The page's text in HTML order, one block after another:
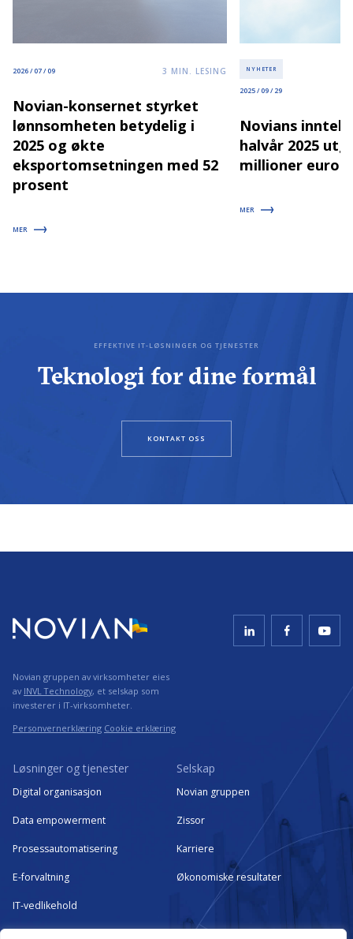
2026 / 07 / 09 3 MIN. LESING
Novian-konsernet styrket
lønnsomheten betydelig i
2025 og økte
eksportomsetningen med 52
prosent
MER
NYHETER
2025 / 09 / 29
Novians
halvår 2025
millioner euro
MER
EFFEKTIVE IT-LØSNINGER OG TJENESTER
Teknologi for dine formål
KONTAKT OSS
Novian gruppen av virksomheter eies
av INVL Technology, et selskap som
investerer i IT-virksomheter.
Personvernerklæring Cookie erklæring
Løsninger og tjenester
Digital organisasjon
Data empowerment
Prosessautomatisering
E-forvaltning
IT-vedlikehold
Selskap
Novian gruppen
Zissor
Karriere
Økonomiske resultater